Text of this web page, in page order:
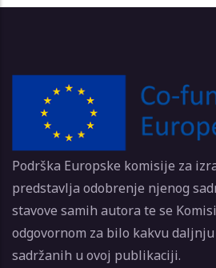
Podrška Europske komisije za
predstavlja odobrenje njenog
stavove samih autora te se
odgovornom za bilo kakvu
sadržanih u ovoj publikaciji.